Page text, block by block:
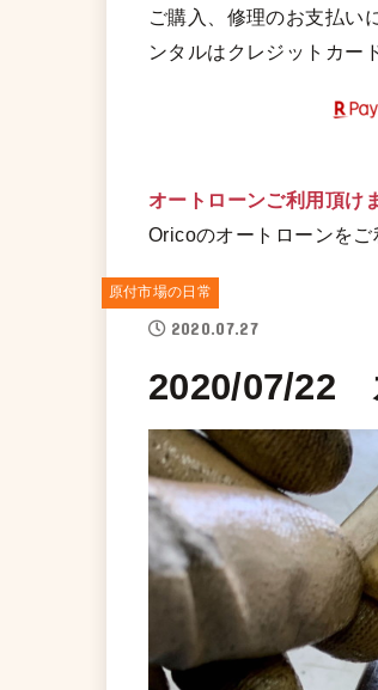
ご購入、修理のお支払い
ンタルはクレジットカー
オートローンご利用頂け
Oricoのオートローンをご
原付市場の日常
2020.07.27
2020/07/22